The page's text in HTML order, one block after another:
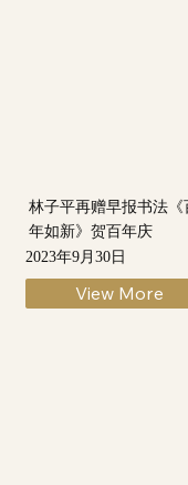
林子平再赠早报书法《
年如新》贺百年庆
2023年9月30日
View More